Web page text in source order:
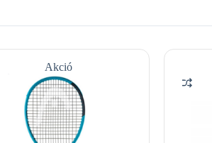
Akció